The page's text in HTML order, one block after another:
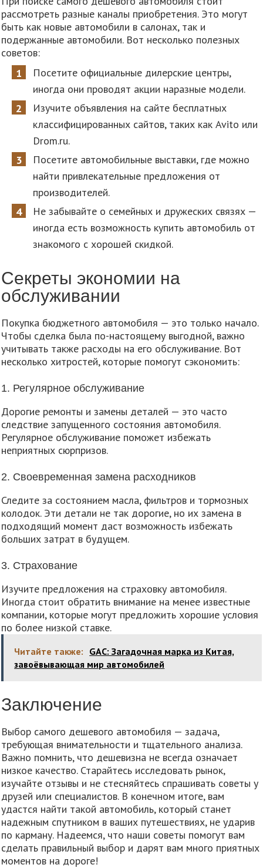
рассмотреть разные каналы приобретения. Это могут
быть как новые автомобили в салонах, так и
подержанные автомобили. Вот несколько полезных
советов:
Посетите официальные дилерские центры,
иногда они проводят акции наразные модели.
Изучите объявления на сайте бесплатных
классифицированных сайтов, таких как Avito или
Drom.ru.
Посетите автомобильные выставки, где можно
найти привлекательные предложения от
производителей.
Не забывайте о семейных и дружеских связях —
иногда есть возможность купить автомобиль от
знакомого с хорошей скидкой.
Секреты экономии на
обслуживании
Покупка бюджетного автомобиля — это только начало.
Чтобы сделка была по-настоящему выгодной, важно
учитывать также расходы на его обслуживание. Вот
несколько хитростей, которые помогут сэкономить:
1. Регулярное обслуживание
Дорогие ремонты и замены деталей — это часто
следствие запущенного состояния автомобиля.
Регулярное обслуживание поможет избежать
неприятных сюрпризов.
2. Своевременная замена расходников
Следите за состоянием масла, фильтров и тормозных
колодок. Эти детали не так дорогие, но их замена в
подходящий момент даст возможность избежать
больших затрат в будущем.
3. Страхование
Изучите предложения на страховку автомобиля.
Иногда стоит обратить внимание на менее известные
компании, которые могут предложить хорошие условия
по более низкой ставке.
Читайте также: GAC: Загадочная марка из Китая,
завоёвывающая мир автомобилей
Заключение
Выбор самого дешевого автомобиля — задача,
требующая внимательности и тщательного анализа.
Важно помнить, что дешевизна не всегда означает
низкое качество. Старайтесь исследовать рынок,
изучайте отзывы и не стесняйтесь спрашивать советы у
друзей или специалистов. В конечном итоге, вам
удастся найти такой автомобиль, который станет
надежным спутником в ваших путешествиях, не ударив
по карману. Надеемся, что наши советы помогут вам
сделать правильный выбор и дарят вам много приятных
моментов на дороге!